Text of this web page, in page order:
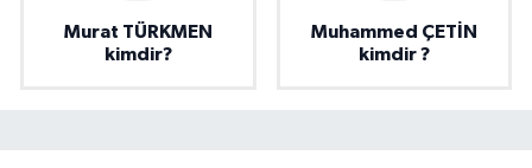
Murat TÜRKMEN
kimdir?
Muhammed ÇETİN
kimdir ?